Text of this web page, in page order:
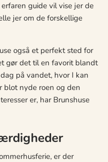
guide vil vise jer de
jer om de forskellige
også et perfekt sted for
gør det til en favorit blandt
på vandet, hvor I kan
blot nyde roen og den
er, har Brunshuse
er der